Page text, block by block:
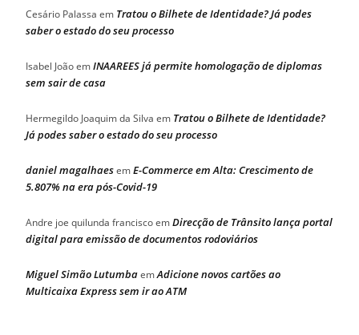
Cesário Palassa em Tratou o Bilhete de Identidade? Já podes
saber o estado do seu processo
Isabel JoãoemINAAREES já permite homologação de diplomas
sem sair de casa
Hermegildo Joaquim da Silva em Tratou o Bilhete de Identidade?
Já podes saber o estado do seu processo
daniel magalhaesemE-Commerce em Alta: Crescimento de
5.807% na era pós-Covid-19
Andre joe quilunda franciscoemDirecção de Trânsito lança portal
digital para emissão de documentos rodoviários
Miguel Simão LutumbaemAdicione novos cartões ao
Multicaixa Express sem ir ao ATM